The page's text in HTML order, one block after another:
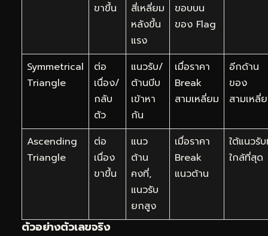
ขาขึ้น
สี่เหลี่ยม
หลังขึ้น
แรง
ขอบบน
ของ Flag
Symmetrical
Triangle
ต่อ
เนื่อง/
กลับ
ตัว
แนวรับ/
ต้านบีบ
เข้าหา
กัน
เมื่อราคา
Break
สามเหลี่ยม
อีกด้าน
ของ
สามเหลี่
Ascending
Triangle
ต่อ
เนื่อง
ขาขึ้น
แนว
ต้าน
คงที่,
แนวรับ
ยกสูง
เมื่อราคา
Break
แนวต้าน
ใต้แนวรั
ใกล้ที่สุด
ตัวอย่างตัวเลขจริง